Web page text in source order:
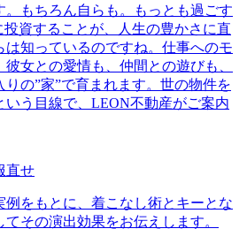
。もちろん自らも。もっとも過ごす
投資することが、人生の豊かさに直
は知っているのですね。仕事へのモ
女との愛情も、仲間との遊びも、
の”家”で育まれます。世の物件を
いう目線で、LEON不動産がご案内
直せ
例をもとに、着こなし術とキーとな
その演出効果をお伝えします。